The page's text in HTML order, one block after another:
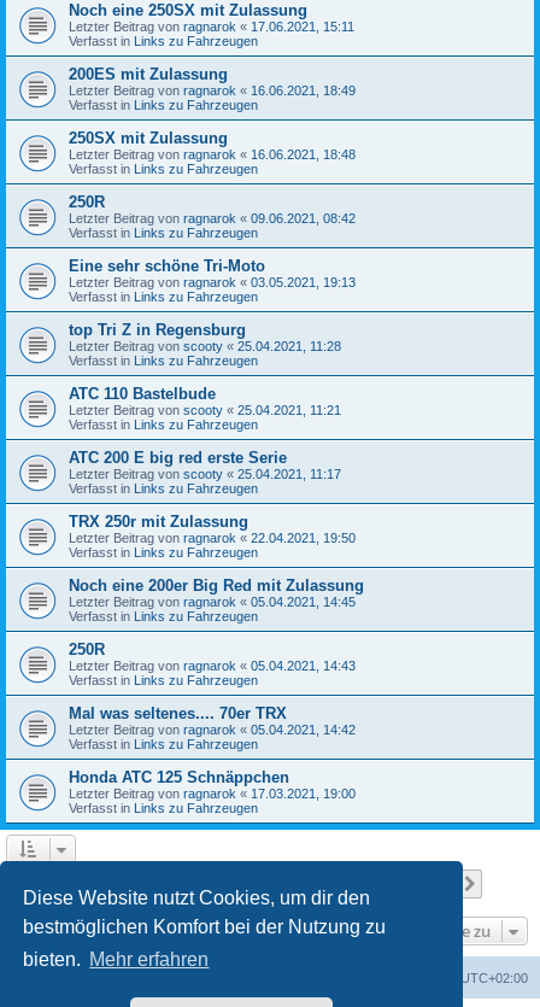
Diese Website nutzt Cookies, um dir den
bestmöglichen Komfort bei der Nutzung zu
bieten. Mehr erfahren
Noch eine 250SX mit Zulassung
Letzter Beitrag von ragnarok « 17.06.2021, 15:11
Verfasst in Links zu Fahrzeugen
200ES mit Zulassung
Letzter Beitrag von ragnarok « 16.06.2021, 18:49
Verfasst in Links zu Fahrzeugen
250SX mit Zulassung
Letzter Beitrag von ragnarok « 16.06.2021, 18:48
Verfasst in Links zu Fahrzeugen
250R
Letzter Beitrag von ragnarok « 09.06.2021, 08:42
Verfasst in Links zu Fahrzeugen
Eine sehr schöne Tri-Moto
Letzter Beitrag von ragnarok « 03.05.2021, 19:13
Verfasst in Links zu Fahrzeugen
top Tri Z in Regensburg
Letzter Beitrag von scooty « 25.04.2021, 11:28
Verfasst in Links zu Fahrzeugen
ATC 110 Bastelbude
Letzter Beitrag von scooty « 25.04.2021, 11:21
Verfasst in Links zu Fahrzeugen
ATC 200 E big red erste Serie
Letzter Beitrag von scooty « 25.04.2021, 11:17
Verfasst in Links zu Fahrzeugen
TRX 250r mit Zulassung
Letzter Beitrag von ragnarok « 22.04.2021, 19:50
Verfasst in Links zu Fahrzeugen
Noch eine 200er Big Red mit Zulassung
Letzter Beitrag von ragnarok « 05.04.2021, 14:45
Verfasst in Links zu Fahrzeugen
250R
Letzter Beitrag von ragnarok « 05.04.2021, 14:43
Verfasst in Links zu Fahrzeugen
Mal was seltenes.... 70er TRX
Letzter Beitrag von ragnarok « 05.04.2021, 14:42
Verfasst in Links zu Fahrzeugen
Honda ATC 125 Schnäppchen
Letzter Beitrag von ragnarok « 17.03.2021, 19:00
Verfasst in Links zu Fahrzeugen
Gehe zu
UTC+02:00